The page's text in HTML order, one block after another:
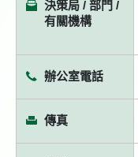
決策局 / 部門 /
有關機構
辦公室電話
傳真